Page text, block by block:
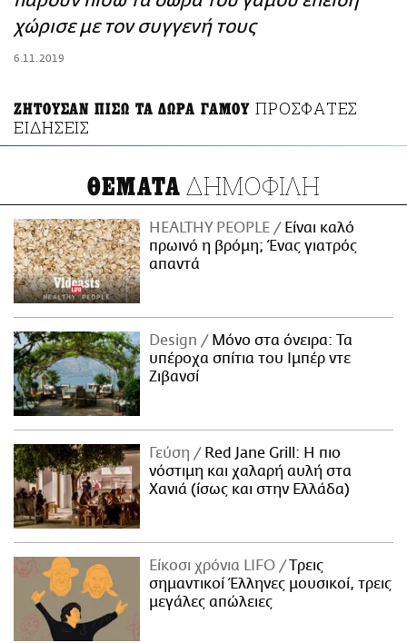
ΑΜΠΑ
χώρισε με τον συγγενή τους
6.11.2019
ΖΗΤΟΥΣΑΝ ΠΙΣΩ ΤΑ ΔΩΡΑ ΓΑΜΟΥ ΠΡΟΣΦΑΤΕΣ
ΕΙΔΗΣΕΙΣ
ΘΕΜΑΤΑ ΔΗΜΟΦΙΛΗ
HEALTHY PEOPLE
Είναι καλό
πρωινό η βρόμη; Ένας γιατρός
απαντά
Design
Μόνο στα όνειρα: Τα
υπέροχα σπίτια του Ιμπέρ ντε
Ζιβανσί
Γεύση
Red Jane Grill: Η πιο
νόστιμη και χαλαρή αυλή στα
Χανιά (ίσως και στην Ελλάδα)
Είκοσι χρόνια LIFO
Tρεις
σημαντικοί Έλληνες μουσικοί, τρεις
μεγάλες απώλειες